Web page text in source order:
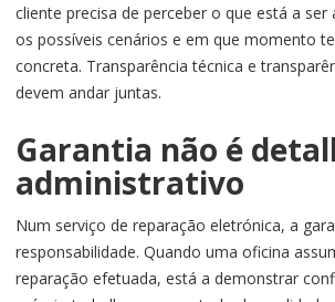
cliente precisa de perceber o que está a ser
os possíveis cenários e em que momento
concreta. Transparência técnica e
devem andar juntas.
Garantia não é
administrativo
Num serviço de reparação eletrónica, a
responsabilidade. Quando uma oficina
reparação efetuada, está a demonstrar